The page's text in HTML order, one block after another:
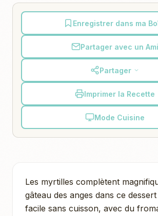
Enregistrer dans ma
Partager avec un Ami
Partager
Imprimer la Recette
Mode Cuisine
Les myrtilles complètent
gâteau des anges dans ce
facile sans cuisson, avec du